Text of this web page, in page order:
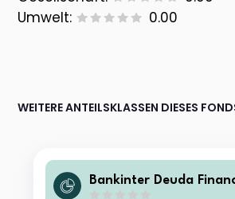
Umwelt:
0.00
WEITERE ANTEILSKLASSEN DIESES
Bankinter Deuda